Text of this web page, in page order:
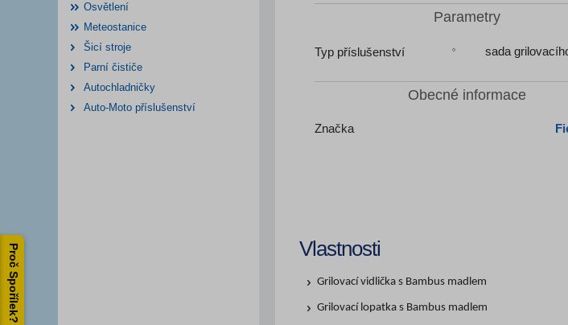
Proč Spořílek?
Parametry
Typ příslušenství sada
Obecné informace
Značka
Vlastnosti
Grilovací vidlička s Bambus madlem
Grilovací lopatka s Bambus madlem
Osvětlení
Meteostanice
Šicí stroje
Parní čističe
Autochladničky
Auto-Moto příslušenství